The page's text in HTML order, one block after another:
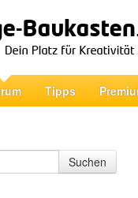
Tipps
Suchen